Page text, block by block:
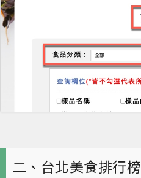
二、台北美食排行榜